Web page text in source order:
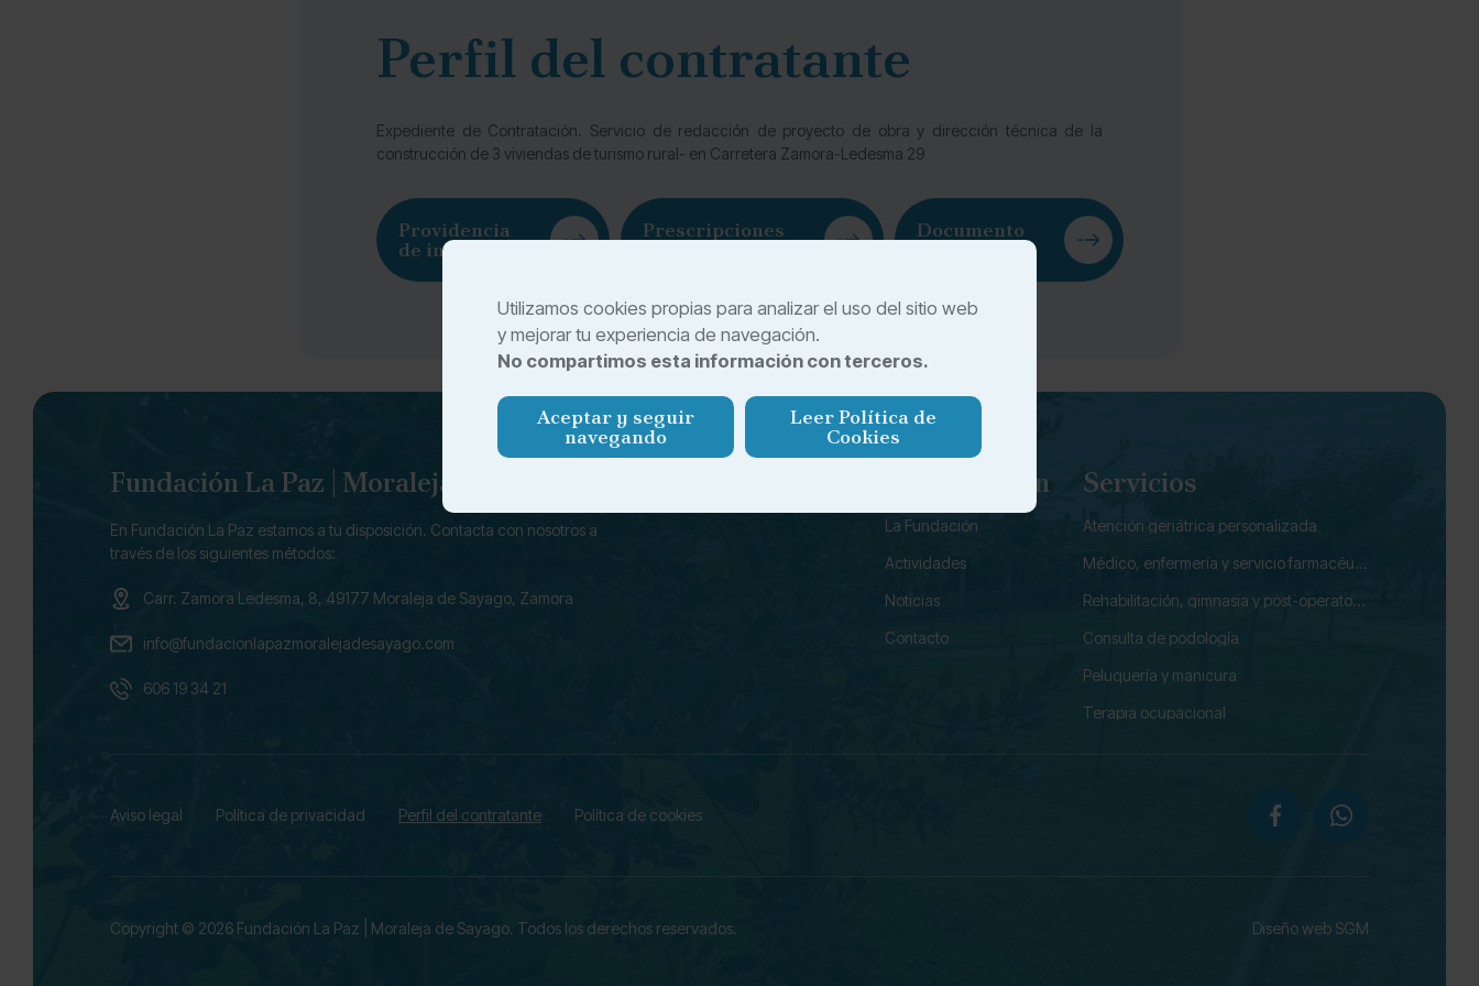
Utilizamos cookies propias para analizar el uso del sitio web
y mejorar tu experiencia de navegación.
No compartimos esta información con terceros.
Aceptar y seguir
navegando
Leer Política de
Cookies
Perfil del contratante
Expediente de Contratación. Servicio de redacción de proyecto de obra y dirección técnica de la
construcción de 3 viviendas de turismo rural- en Carretera Zamora-Ledesma 29
Providencia
de inicio
Prescripciones Documento
Fundación La Paz | Moraleja de Sayago
En Fundación La Paz estamos a tu disposición. Contacta con nosotros a
través de los siguientes métodos:
Carr. Zamora Ledesma, 8, 49177 Moraleja de Sayago, Zamora
info@fundacionlapazmoralejadesayago.com
606 19 34 21
La Fundación
La Fundación
Actividades
Noticias
Contacto
Servicios
Atención geriátrica personalizada
Médico, enfermería y servicio farmacéutico
Rehabilitación, gimnasia y post-operatorio
Consulta de podología
Peluquería y manicura
Terapia ocupacional
Aviso legal Política de privacidad Perfil del contratante Política de cookies
Copyright © 2026 Fundación La Paz Moraleja de Sayago. Todos los derechos reservados. Diseño web SGM